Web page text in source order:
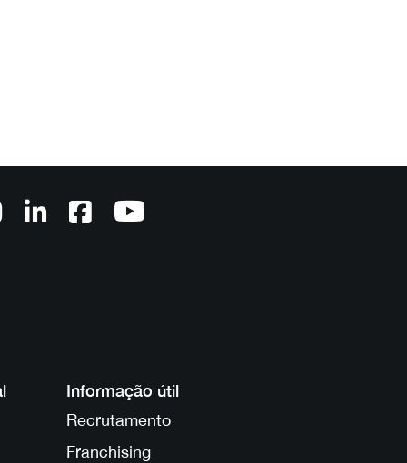
Informação útil
Recrutamento
Franchising